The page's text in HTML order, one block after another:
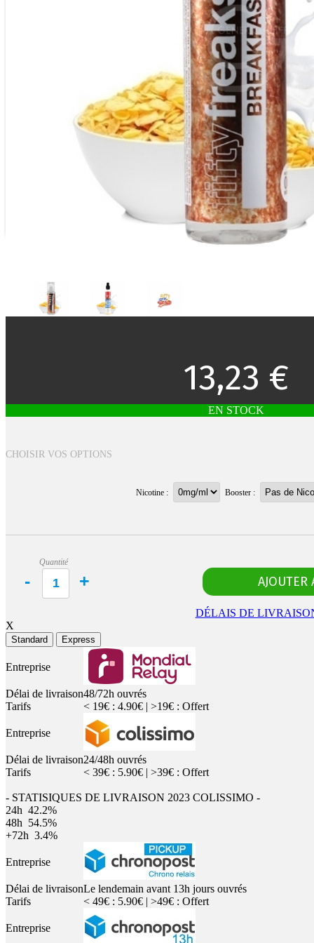
13,23 €
EN STOCK
CHOISIR VOS OPTIONS
Nicotine : Booster :
Quantité
DÉLAIS DE
X
Standard Express
Entreprise
Délai de livraison48/72h ouvrés
Tarifs
< 19€ : 4.90€ | >19€ : Offert
Entreprise
Délai de livraison24/48h ouvrés
Tarifs
< 39€ : 5.90€ | >39€ : Offert
- STATISIQUES DE LIVRAISON 2023 COLISSIMO -
24h 42.2%
48h 54.5%
+72h 3.4%
Entreprise
Délai de livraisonLe lendemain avant 13h jours ouvrés
Tarifs
< 49€ : 5.90€ | >49€ : Offert
Entreprise